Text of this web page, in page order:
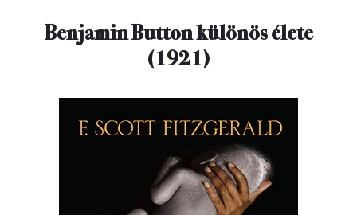
Benjamin Button különös élete
(1921)